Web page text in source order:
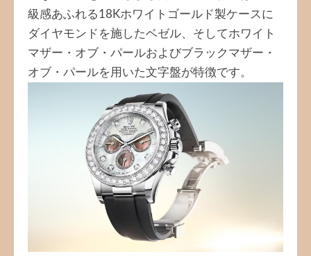
級感あふれる18Kホワイトゴールド製ケースに
ダイヤモンドを施したベゼル、そしてホワイト
マザー・オブ・パールおよびブラックマザー・
オブ・パールを用いた文字盤が特徴です。